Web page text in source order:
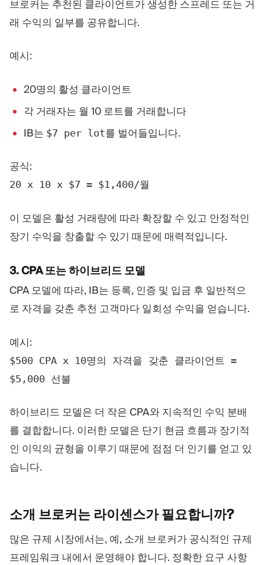
브로커는 추천된 클라이언트가 생성한 스프레드 또는 거
래 수익의 일부를 공유합니다.
예시:
20명의 활성 클라이언트
각 거래자는 월 10 로트를 거래합니다
IB는 $7 per lot를 벌어들입니다.
공식:
20 x 10 x $7 = $1,400/월
이 모델은 활성 거래량에 따라 확장할 수 있고 안정적인
장기 수익을 창출할 수 있기 때문에 매력적입니다.
3. CPA 또는 하이브리드 모델
CPA 모델에 따라, IB는 등록, 인증 및 입금 후 일반적으
로 자격을 갖춘 추천 고객마다 일회성 수익을 얻습니다.
예시:
$500 CPA x 10명의 자격을 갖춘 클라이언트 =
$5,000 선불
하이브리드 모델은 더 작은 CPA와 지속적인 수익 분배
를 결합합니다. 이러한 모델은 단기 현금 흐름과 장기적
인 이익의 균형을 이루기 때문에 점점 더 인기를 얻고 있
습니다.
소개 브로커는 라이센스가필요합니까?
많은 규제 시장에서는, 예, 소개 브로커가 공식적인 규제
프레임워크 내에서 운영해야 합니다. 정확한 요구 사항